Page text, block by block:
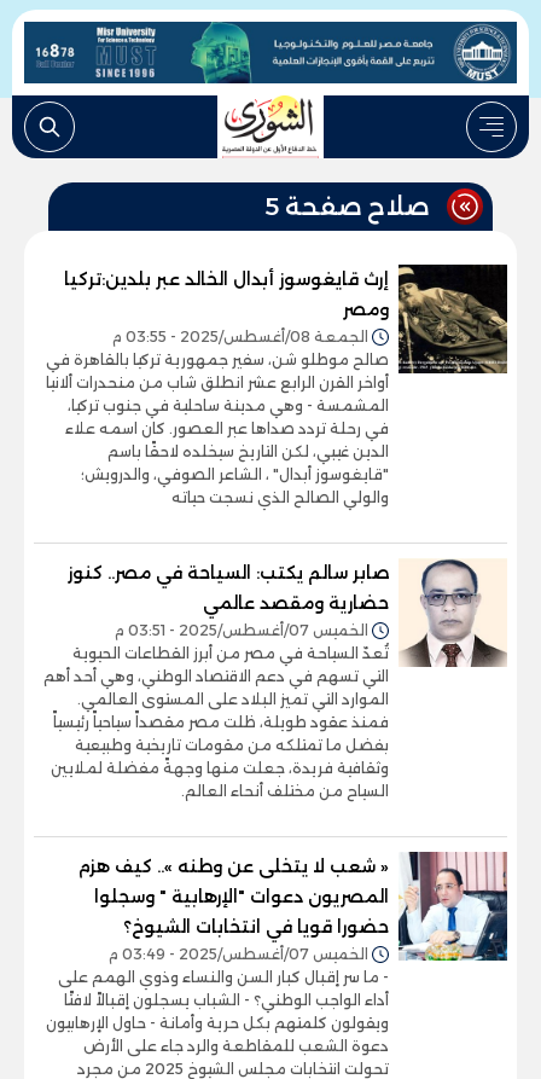
صلاح صفحة 5
إرث قايغوسوز أبدال الخالد عبر بلدين:تركيا
ومصر
الجمعة 08/أغسطس/2025 - 03:55 م
صالح موطلو شن، سفير جمهورية تركيا بالقاهرة في
أواخر القرن الرابع عشر انطلق شاب من منحدرات ألانيا
المشمسة - وهي مدينة ساحلية في جنوب تركيا،
في رحلة تردد صداها عبر العصور. كان اسمه علاء
الدين غيبي، لكن التاريخ سيخلده لاحقًا باسم
"قايغوسوز أبدال" ، الشاعر الصوفي، والدرويش؛
والولي الصالح الذي نسجت حياته
صابر سالم يكتب: السياحة في مصر.. كنوز
حضارية ومقصد عالمي
الخميس 07/أغسطس/2025 - 03:51 م
تُعدّ السياحة في مصر من أبرز القطاعات الحيوية
التي تسهم في دعم الاقتصاد الوطني، وهي أحد أهم
الموارد التي تميز البلاد على المستوى العالمي.
فمنذ عقود طويلة، ظلت مصر مقصداً سياحياً رئيسياً
بفضل ما تمتلكه من مقومات تاريخية وطبيعية
وثقافية فريدة، جعلت منها وجهةً مفضلة لملايين
السياح من مختلف أنحاء العالم.
« شعب لا يتخلى عن وطنه ».. كيف هزم
المصريون دعوات "الإرهابية " وسجلوا
حضورا قويا في انتخابات الشيوخ؟
الخميس 07/أغسطس/2025 - 03:49 م
- ما سر إقبال كبار السن والنساء وذوي الهمم على
أداء الواجب الوطني؟ - الشباب يسجلون إقبالاً لافتًا
ويقولون كلمتهم بكل حرية وأمانة - حاول الإرهابيون
دعوة الشعب للمقاطعة والرد جاء على الأرض
تحولت انتخابات مجلس الشيوخ 2025 من مجرد